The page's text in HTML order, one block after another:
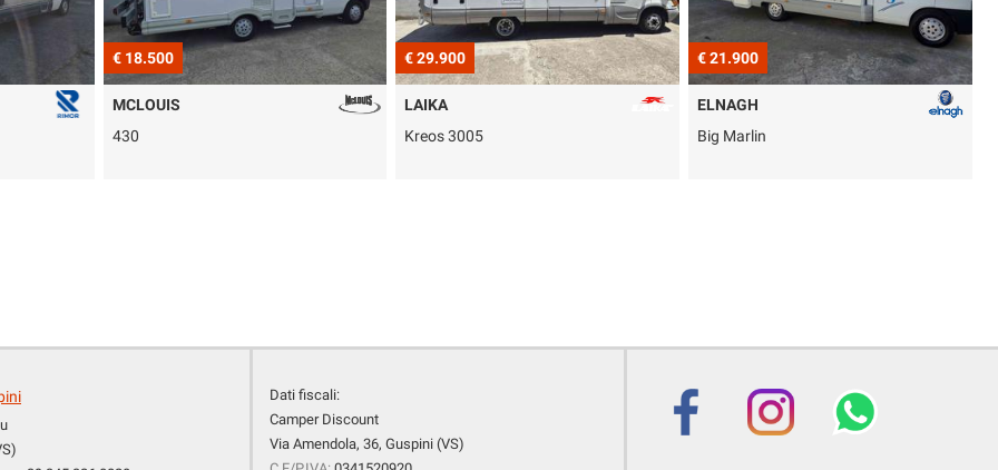
€ 29.900
LAIKA
€ 21.900
ELNAGH
Big Marlin
€ 23.900
CI INTERNATIONAL
Elliot 5
Dati fiscali:
Camper Discount
Via Amendola, 36, Guspini (VS)